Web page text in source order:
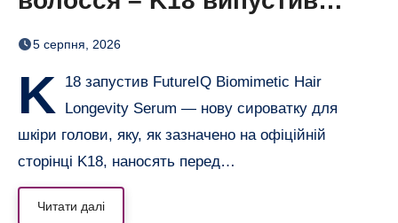
нічну сироватку FutureIQ
5 серпня, 2026
K
18 запустив FutureIQ Biomimetic Hair
Longevity Serum — нову сироватку для
шкіри голови, яку, як зазначено на офіційній
сторінці K18, наносять перед…
Читати далі